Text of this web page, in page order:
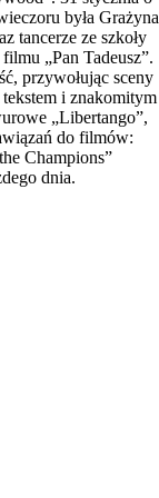
była Grażyna
tancerze ze szkoły
„Pan Tadeusz”.
przywołując sceny
i znakomitym
„Libertango”,
do filmów:
Champions”
dnia.